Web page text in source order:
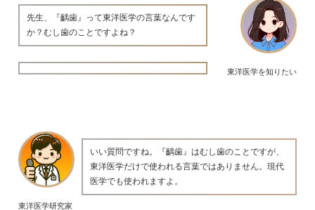
東洋医学を知りたい
先生、『齲歯』って東洋医学の言葉なんです
か？むし歯のことですよね？
東洋医学研究家
いい質問ですね。『齲歯』はむし歯のことですが、
東洋医学だけで使われる言葉ではありません。現代
医学でも使われますよ。